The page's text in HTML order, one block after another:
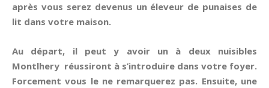
après vous serez devenus un éleveur de punaises de
lit dans votre maison.
Au départ, il peut y avoir un à deux nuisibles
Montlhery réussiront à s’introduire dans votre foyer.
Forcement vous le ne remarquerez pas. Ensuite, une